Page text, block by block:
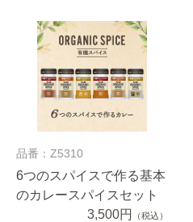
品番：Z5310
6つのスパイスで作る基本
のカレースパイスセット
3,500円
（税込）